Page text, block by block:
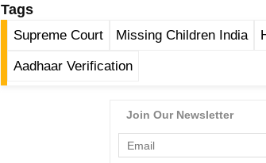
Tags
Supreme Court Missing Children India
Aadhaar Verification